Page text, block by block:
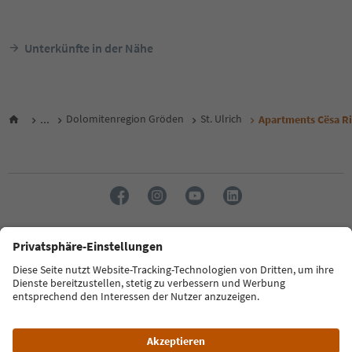
Unterkünfte in der Nähe
... Dolomitenregion Gröden St. Ulrich Apartments Cësa
Sprache: Deutsch
FAQ Kontakt Presse MICE Datenschutzerklärung
Zugänglichkeitserklärung